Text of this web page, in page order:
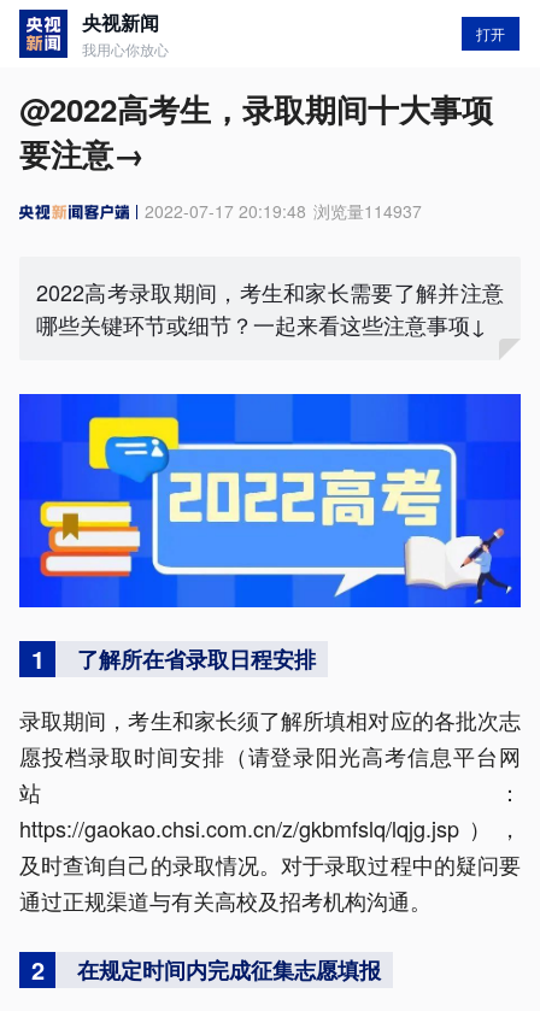
央视新闻
我用心你放心
打开
@2022高考生，录取期间十大事项
要注意→
2022-07-17 20:19:48 浏览量114937
2022高考录取期间，考生和家长需要了解并注意
哪些关键环节或细节？一起来看这些注意事项↓
1
了解所在省录取日程安排
录取期间，考生和家长须了解所填相对应的各批次志
愿投档录取时间安排（请登录阳光高考信息平台网
站：
https://gaokao.chsi.com.cn/z/gkbmfslq/lqjg.jsp），
及时查询自己的录取情况。对于录取过程中的疑问要
通过正规渠道与有关高校及招考机构沟通。
2
在规定时间内完成征集志愿填报